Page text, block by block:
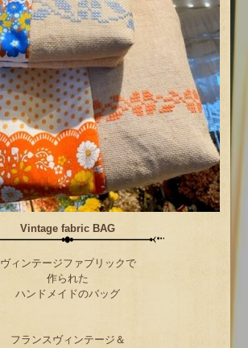
Vintage fabric BAG
ヴィンテージファブリックで
作られた
ハンドメイドのバッグ
フランスヴィンテージ＆